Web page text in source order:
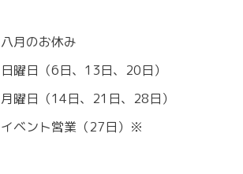
八月のお休み
日曜日（6日、13日、20日）
月曜日（14日、21日、28日）
イベント営業（27日）※